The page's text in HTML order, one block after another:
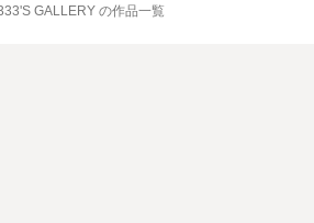
GALLERY の作品一覧